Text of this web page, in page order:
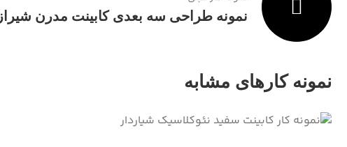
نمونه طراحی سه بعدی کابینت مدرن شیراز
نمونه کارهای مشابه